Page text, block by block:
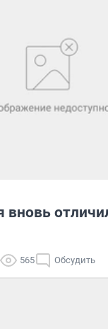
вновь
565 Обсудить